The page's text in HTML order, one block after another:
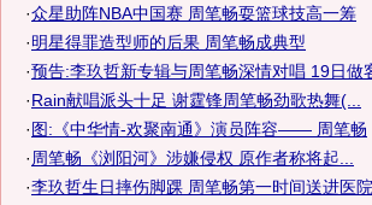
·众星助阵NBA中国赛 周笔畅耍篮球技高一筹
·明星得罪造型师的后果 周笔畅成典型
·预告:李玖哲新专辑与周笔畅深情对唱 19日做
·Rain献唱派头十足 谢霆锋周笔畅劲歌热舞(...
·图:《中华情-欢聚南通》演员阵容—— 周笔畅
· 周笔畅《浏阳河》涉嫌侵权 原作者称将起...
·李玖哲生日摔伤脚踝 周笔畅第一时间送进医院